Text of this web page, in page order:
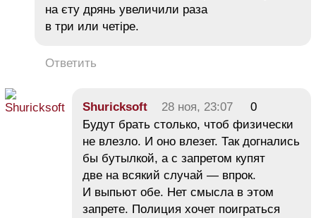
на єту дрянь увеличили раза
в три или четіре.
Ответить
Shuricksoft 28 ноя, 23:07
0
Будут брать столько, чтоб физически
не влезло. И оно влезет. Так догнались
бы бутылкой, а с запретом купят
две на всякий случай — впрок.
И выпьют обе. Нет смысла в этом
запрете. Полиция хочет поиграться